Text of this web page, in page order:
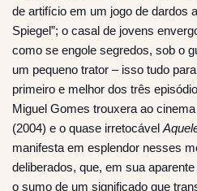
de artifício em um jogo de dardos
Spiegel”; o casal de jovens
como se engole segredos, sob o
um pequeno trator – isso tudo
primeiro e melhor dos três
Miguel Gomes trouxera ao
(2004) e o quase irretocável
manifesta em esplendor nesses
deliberados, que, em sua
o sumo de um significado que